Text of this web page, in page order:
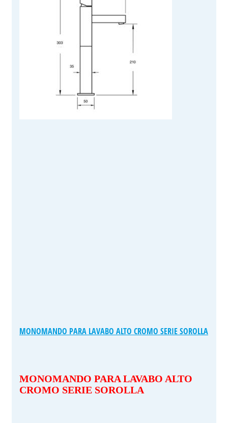
MONOMANDO PARA LAVABO ALTO CROMO SERIE SOROLLA
MONOMANDO PARA LAVABO ALTO
CROMO SERIE SOROLLA